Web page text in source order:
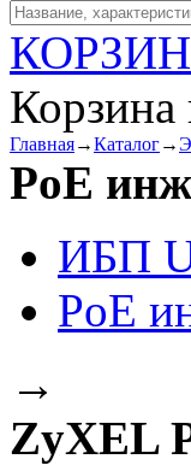
Корзина
Главная→Каталог→
PoE
ИБП
PoE
→
ZyXEL